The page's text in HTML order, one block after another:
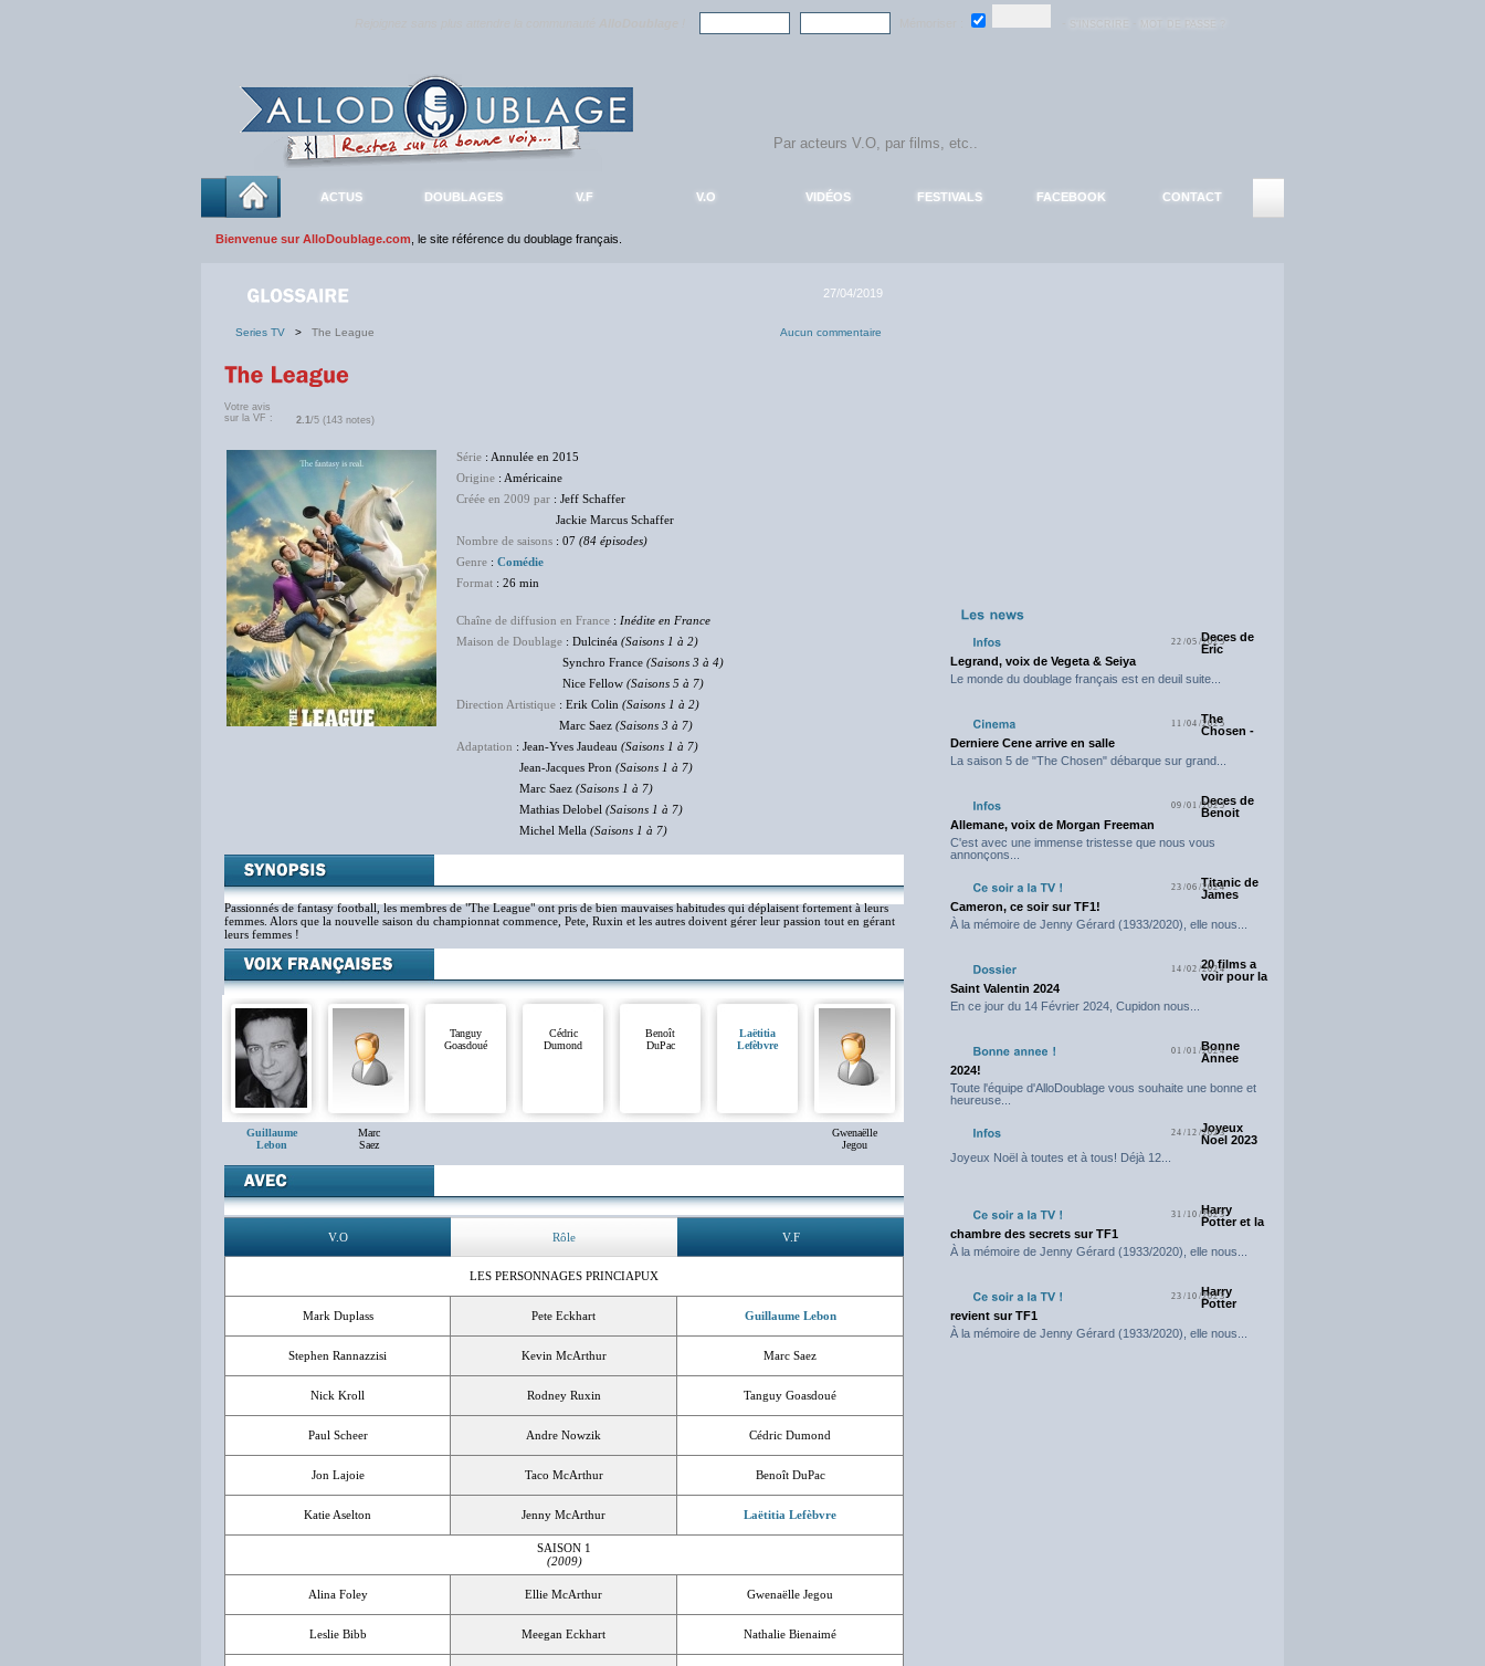
ACTUS DOUBLAGES V.F V.O VIDÉOS FESTIVALS FACEBOOK CONTACT
Bienvenue sur AlloDoublage.com , le site référence du doublage français.
27/04/2019
Series TV > The League Aucun commentaire
Votre avis
sur la VF :
2.1/5 (143 notes)
Série : Annulée en 2015
Origine : Américaine
Créée en 2009 par : Jeff Schaffer
Jackie Marcus Schaffer
Nombre de saisons : 07 (84 épisodes)
Genre : Comédie
Format : 26 min
Chaîne de diffusion en France : Inédite en France
Maison de Doublage : Dulcinéa (Saisons 1 à 2)
Synchro France (Saisons 3 à 4)
Nice Fellow (Saisons 5 à 7)
Direction Artistique : Erik Colin (Saisons 1 à 2)
Marc Saez (Saisons 3 à 7)
Adaptation : Jean-Yves Jaudeau (Saisons 1 à 7)
Jean-Jacques Pron (Saisons 1 à 7)
Marc Saez (Saisons 1 à 7)
Mathias Delobel (Saisons 1 à 7)
Michel Mella (Saisons 1 à 7)
Passionnés de fantasy football, les membres de "The League" ont pris de bien mauvaises habitudes qui déplaisent fortement à leurs
femmes. Alors que la nouvelle saison du championnat commence, Pete, Ruxin et les autres doivent gérer leur passion tout en gérant
leurs femmes !
Guillaume
Lebon
Marc
Saez
Tanguy
Goasdoué
Cédric
Dumond
Benoît
DuPac
Laëtitia
Lefèbvre
Gwenaëlle
Jegou
V.O Rôle V.F
LES PERSONNAGES PRINCIAPUX
Mark Duplass Pete Eckhart Guillaume Lebon
Stephen Rannazzisi Kevin McArthur Marc Saez
Nick Kroll Rodney Ruxin Tanguy Goasdoué
Paul Scheer Andre Nowzik Cédric Dumond
Jon Lajoie Taco McArthur Benoît DuPac
Katie Aselton Jenny McArthur Laëtitia Lefèbvre
SAISON 1
(2009)
Alina Foley Ellie McArthur Gwenaëlle Jegou
Leslie Bibb Meegan Eckhart Nathalie Bienaimé
22/05/2025Deces de
Eric
Legrand, voix de Vegeta & Seiya
Le monde du doublage français est en deuil suite...
11/04/2025
The
Chosen -
Derniere Cene arrive en salle
La saison 5 de "The Chosen" débarque sur grand...
09/01/2025Deces de
Benoit
Allemane, voix de Morgan Freeman
C'est avec une immense tristesse que nous vous
annonçons...
23/06/2024Titanic de
James
Cameron, ce soir sur TF1!
À la mémoire de Jenny Gérard (1933/2020), elle nous...
14/02/202420 films a
voir pour la
Saint Valentin 2024
En ce jour du 14 Février 2024, Cupidon nous...
01/01/2024
Bonne
Annee
2024!
Toute l'équipe d'AlloDoublage vous souhaite une bonne et
heureuse...
24/12/2023
Joyeux
Noel 2023
Joyeux Noël à toutes et à tous! Déjà 12...
31/10/2023
Harry
Potter et la
chambre des secrets sur TF1
À la mémoire de Jenny Gérard (1933/2020), elle nous...
23/10/2023
Harry
Potter
revient sur TF1
À la mémoire de Jenny Gérard (1933/2020), elle nous...